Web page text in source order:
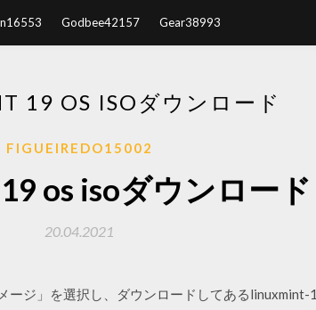
Godbee42157 Gear38993
19 OS ISOダウンロード
FIGUEIREDO15002
os isoダウンロード
20.04.2021
ージ」を選択し、ダウンロードしてある